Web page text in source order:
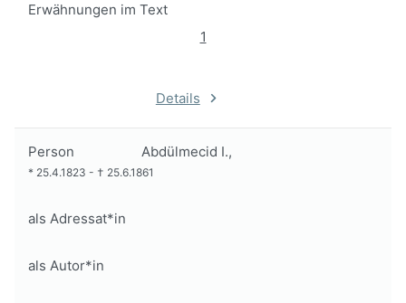
Erwähnungen im Text
1
Details
Person Abdülmecid I.,
* 25.4.1823 - † 25.6.1861
als Adressat*in
als Autor*in